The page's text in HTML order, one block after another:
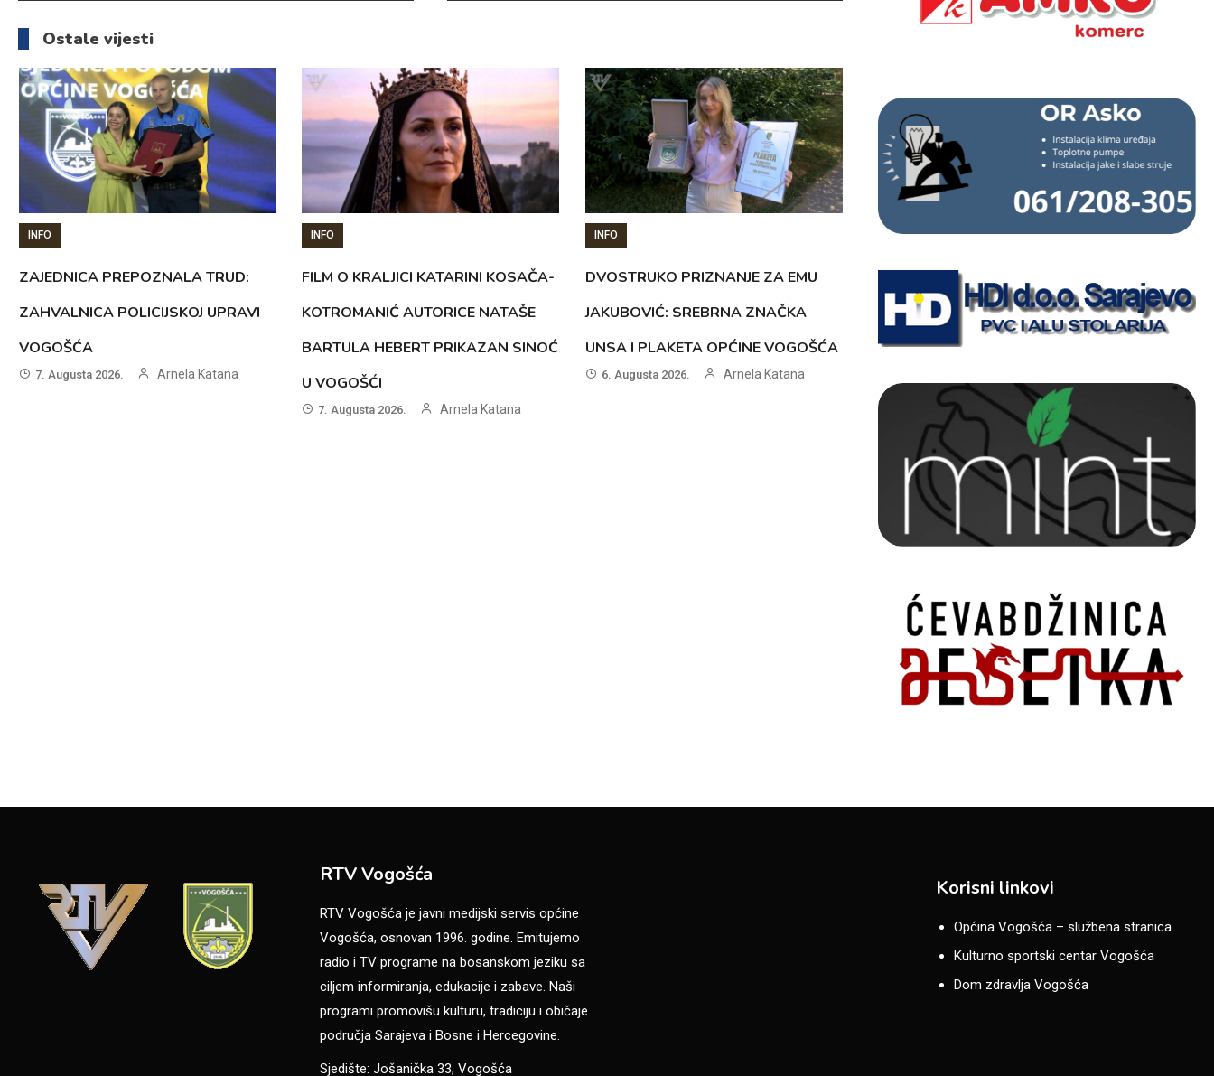
članaka
Ostale vijesti
INFO
ZAJEDNICA PREPOZNALA TRUD:
ZAHVALNICA POLICIJSKOJ UPRAVI
VOGOŠĆA
7. Augusta 2026. Arnela Katana
INFO
FILM O KRALJICI KATARINI KOSAČA-
KOTROMANIĆ AUTORICE NATAŠE
BARTULA HEBERT PRIKAZAN SINOĆ
U VOGOŠĆI
7. Augusta 2026. Arnela Katana
INFO
DVOSTRUKO PRIZNANJE ZA EMU
JAKUBOVIĆ: SREBRNA ZNAČKA
UNSA I PLAKETA OPĆINE VOGOŠĆA
6. Augusta 2026. Arnela Katana
RTV Vogošća
RTV Vogošća je javni medijski servis općine
Vogošća, osnovan 1996. godine. Emitujemo
radio i TV programe na bosanskom jeziku sa
ciljem informiranja, edukacije i zabave. Naši
programi promovišu kulturu, tradiciju i običaje
područja Sarajeva i Bosne i Hercegovine.
Sjedište: Jošanička 33, Vogošća
Korisni linkovi
Općina Vogošća – službena stranica
Kulturno sportski centar Vogošća
Dom zdravlja Vogošća